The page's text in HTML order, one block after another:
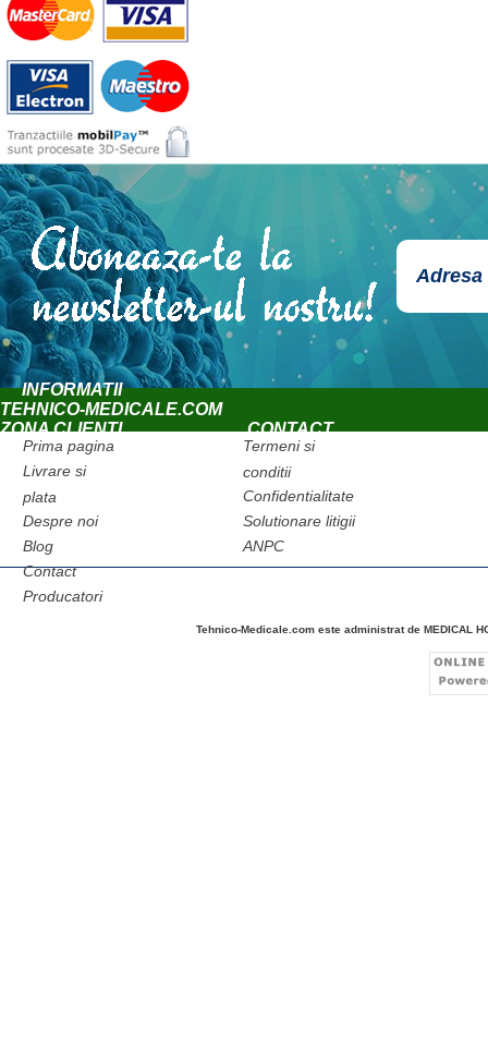
INFORMATII
TEHNICO-MEDICALE.COM
ZONA CLIENTI
CONTACT
Prima pagina
Livrare si
plata
Despre noi
Blog
Contact
Producatori
Termeni si
conditii
Confidentialitate
Solutionare litigii
ANPC
Tehnico-Medicale.com este administrat de MEDICAL